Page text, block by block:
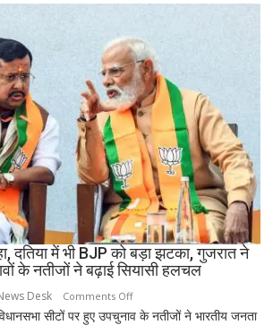
ऐतिहासिक
जीत
से
बिहार
की
राजनीति
में
हलचल,
BJP
को
दी
खुली
चेतावनी;
JDU
ने
दतिया में भी BJP को बड़ा झटका, गुजरात ने
के नतीजों ने बढ़ाई सियासी हलचल
Desk Comments Offon
30
सीटों पर हुए उपचुनाव के नतीजों ने भारतीय जनता